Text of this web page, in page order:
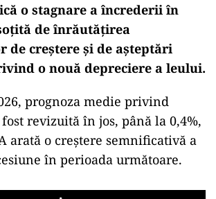
o stagnare a încrederii în
de înrăutățirea
de creștere și de așteptări
o nouă depreciere a leului.
prognoza medie privind
revizuită în jos, până la 0,4%,
arată o creștere semnificativă a
în perioada următoare.